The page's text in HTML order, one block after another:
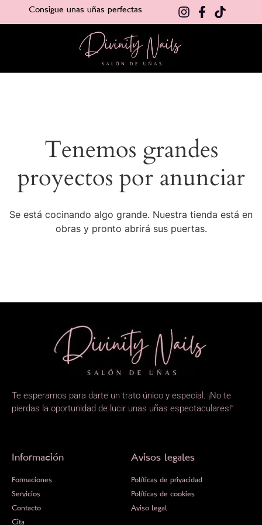
Consigue unas uñas perfectas
Tenemos grandes
proyectos por anunciar
Se está cocinando algo grande. Nuestra tienda está en
obras y pronto abrirá sus puertas.
Te esperamos para darte un trato único y especial. ¡No te
pierdas la oportunidad de lucir unas uñas espectaculares!”
Información
Formaciones
Servicios
Contacto
Cita
Avisos legales
Políticas de privacidad
Políticas de cookies
Aviso legal